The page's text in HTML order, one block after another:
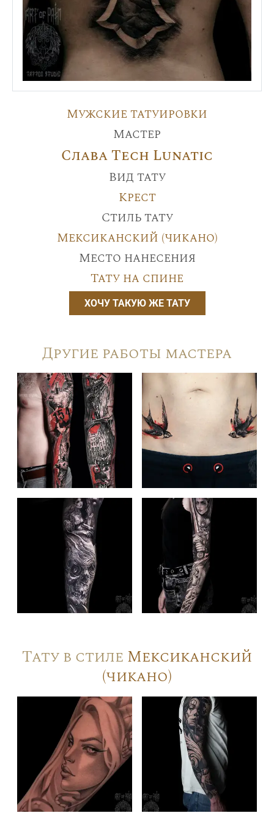
Мужские татуировки
Мастер
Слава Tech Lunatic
Вид тату
Крест
Стиль тату
Мексиканский (чикано)
Место нанесения
Тату на спине
ХОЧУ ТАКУЮ ЖЕ ТАТУ
Другие работы мастера
Тату в стиле Мексиканский
(чикано)